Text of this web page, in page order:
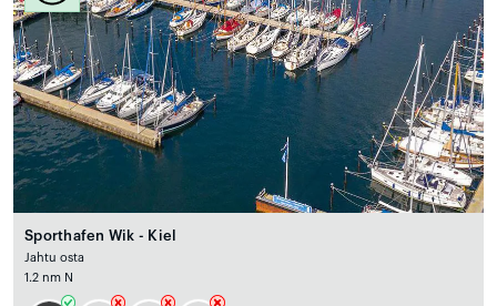
Sporthafen Wik - Kiel
Jahtu osta
1.2 nm N